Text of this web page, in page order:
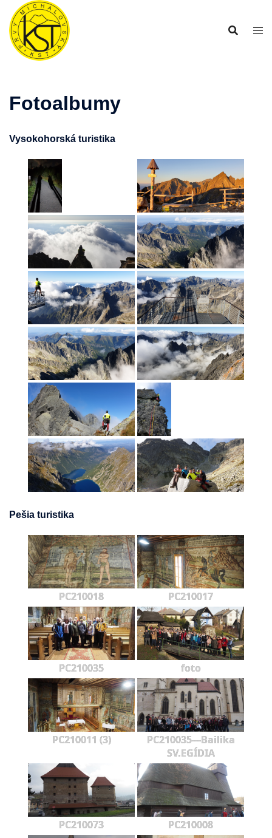
Preskočiť
obsah
Fotoalbumy
Vysokohorská turistika
Pešia turistika
PC210018 PC210017
PC210035 foto
PC210011 (3)
PC210035---Bailika
SV.EGÍDIA
PC210073 PC210008